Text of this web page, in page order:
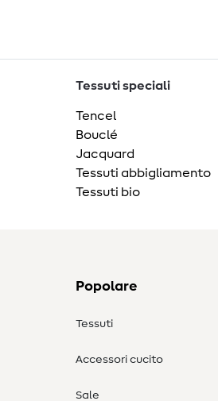
Tessuti speciali
Tencel
Bouclé
Jacquard
Tessuti abbigliamento
Tessuti bio
Popolare
Tessuti
Accessori cucito
Sale